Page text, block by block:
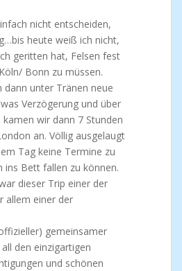
nicht entscheiden,
heute weiß ich nicht,
geritten hat, Felsen fest
Bonn zu müssen.
dann unter Tränen neue
Verzögerung und über
wir dann 7 Stunden
an. Völlig ausgelaugt
Tag keine Termine zu
ins Bett fallen zu können.
dieser Trip einer der
allem einer der
gemeinsamer
den einzigartigen
und schönen